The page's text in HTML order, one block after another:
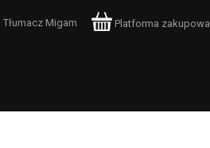
Tłumacz Migam Platforma zakupowa